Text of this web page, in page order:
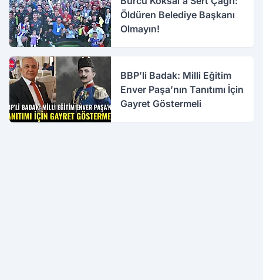
Öldüren Belediye Başkanı
Olmayın!
BBP’li Badak: Milli Eğitim
Enver Paşa’nın Tanıtımı İçin
Gayret Göstermeli